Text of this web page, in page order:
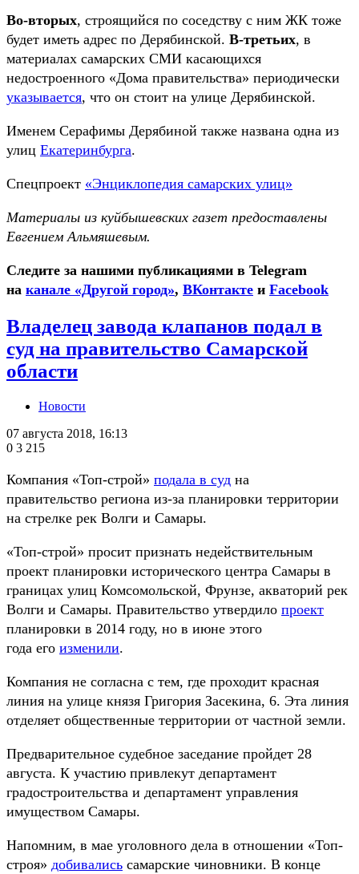
Во-вторых, строящийся по соседству с ним ЖК тоже
будет иметь адрес по Дерябинской. В-третьих, в
материалах самарских СМИ касающихся
недостроенного «Дома правительства» периодически
указывается, что он стоит на улице Дерябинской.
Именем Серафимы Дерябиной также названа одна из
улиц Екатеринбурга.
Спецпроект «Энциклопедия самарских улиц»
Материалы из куйбышевских газет предоставлены
Евгением Альмяшевым.
Следите за нашими публикациями в Telegram
на канале «Другой город», ВКонтакте и Facebook
Владелец завода клапанов подал в
суд на правительство Самарской
области
Новости
07 августа 2018, 16:13
0 3 215
Компания «Топ-строй» подала в суд на
правительство региона из-за планировки территории
на стрелке рек Волги и Самары.
«Топ-строй» просит признать недействительным
проект планировки исторического центра Самары в
границах улиц Комсомольской, Фрунзе, акваторий рек
Волги и Самары. Правительство утвердило проект
планировки в 2014 году, но в июне этого
года его изменили.
Компания не согласна с тем, где проходит красная
линия на улице князя Григория Засекина, 6. Эта линия
отделяет общественные территории от частной земли.
Предварительное судебное заседание пройдет 28
августа. К участию привлекут департамент
градостроительства и департамент управления
имуществом Самары.
Напомним, в мае уголовного дела в отношении «Топ-
строя» добивались самарские чиновники. В конце